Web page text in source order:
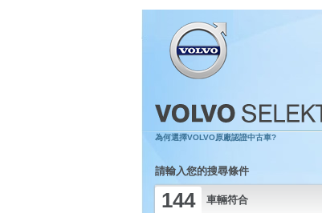
為何選擇VOLVO原廠認證中古車?
請輸入您的搜尋條件
144 車輛符合